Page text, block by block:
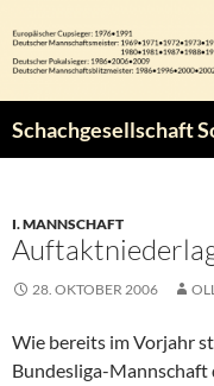
Inhalt
springen
Schachgesellschaft
I. MANNSCHAFT
28. OKTOBER 2006
Wie bereits im Vorjahr
Bundesliga-Mannschaft